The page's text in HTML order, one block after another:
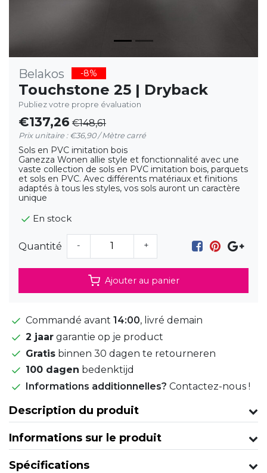
Belakos -8%
Touchstone 25 | Dryback
Publiez votre propre évaluation
€137,26 €148,61
Prix unitaire : €36,90 / Mètre carré
Sols en PVC imitation bois
Ganezza Wonen allie style et fonctionnalité avec une
vaste collection de sols en PVC imitation bois, parquets
et sols en PVC. Avec différents matériaux et finitions
adaptés à tous les styles, vos sols auront un caractère
unique
En stock
Quantité - +
Ajouter au panier
Commandé avant 14:00, livré demain
2 jaar garantie op je product
Gratis binnen 30 dagen te retourneren
100 dagen bedenktijd
Informations additionnelles? Contactez-nous !
Description du produit
Informations sur le produit
Spécifications